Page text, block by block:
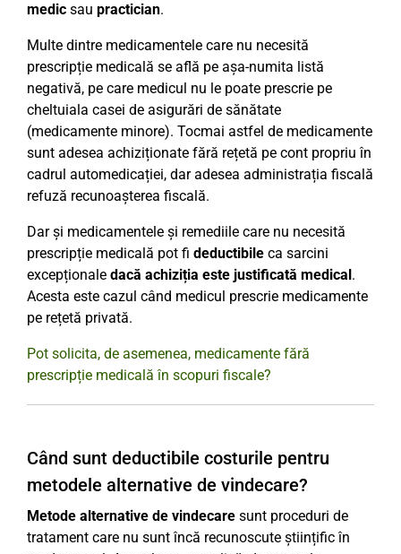
medic sau practician.
Multe dintre medicamentele care nu necesită
prescripție medicală se află pe așa-numita listă
negativă, pe care medicul nu le poate prescrie pe
cheltuiala casei de asigurări de sănătate
(medicamente minore). Tocmai astfel de medicamente
sunt adesea achiziționate fără rețetă pe cont propriu în
cadrul automedicației, dar adesea administrația fiscală
refuză recunoașterea fiscală.
Dar și medicamentele și remediile care nu necesită
prescripție medicală pot fi deductibile ca sarcini
excepționale dacă achiziția este justificată medical.
Acesta este cazul când medicul prescrie medicamente
pe rețetă privată.
Pot solicita, de asemenea, medicamente fără
prescripție medicală în scopuri fiscale?
Când sunt deductibile costurile pentru
metodele alternative de vindecare?
Metode alternative de vindecare sunt proceduri de
tratament care nu sunt încă recunoscute științific în